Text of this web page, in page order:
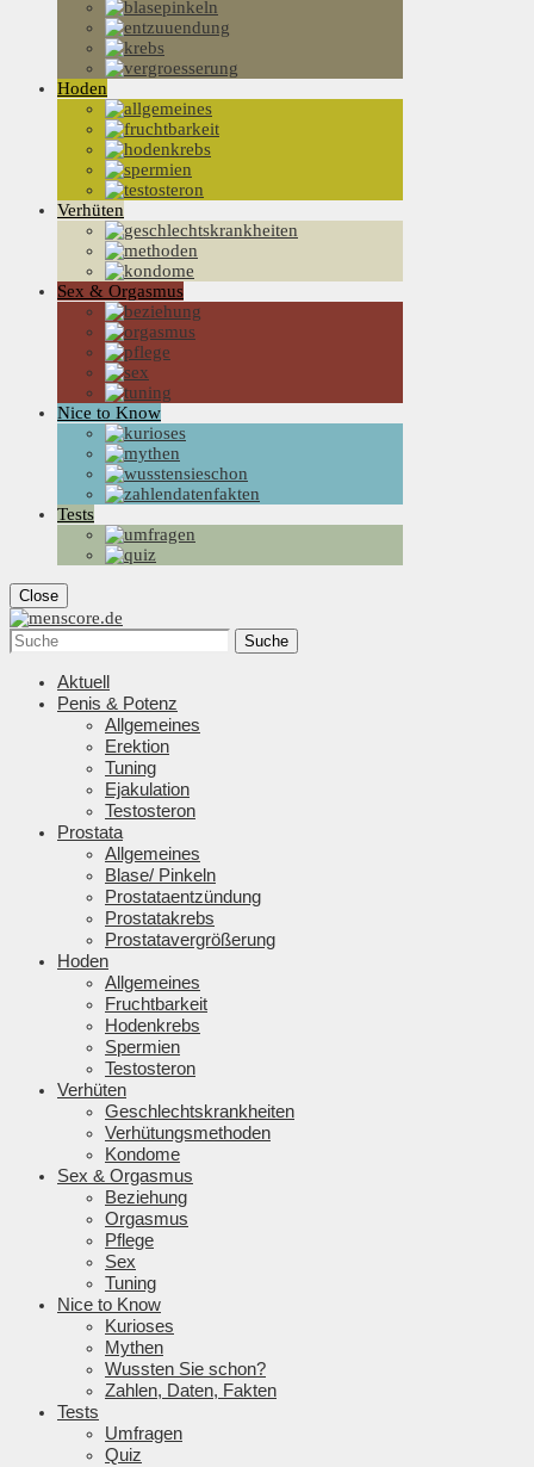
Hoden
Verhüten
Sex & Orgasmus
Nice to Know
Tests
Close
Suche
Aktuell
Penis & Potenz
Allgemeines
Erektion
Tuning
Ejakulation
Testosteron
Prostata
Allgemeines
Blase/ Pinkeln
Prostataentzündung
Prostatakrebs
Prostatavergrößerung
Hoden
Allgemeines
Fruchtbarkeit
Hodenkrebs
Spermien
Testosteron
Verhüten
Geschlechtskrankheiten
Verhütungsmethoden
Kondome
Sex & Orgasmus
Beziehung
Orgasmus
Pflege
Sex
Tuning
Nice to Know
Kurioses
Mythen
Wussten Sie schon?
Zahlen, Daten, Fakten
Tests
Umfragen
Quiz